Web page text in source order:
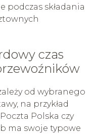
podczas składania
czas
od wybranego
na przykład
Polska czy
ma swoje typowe